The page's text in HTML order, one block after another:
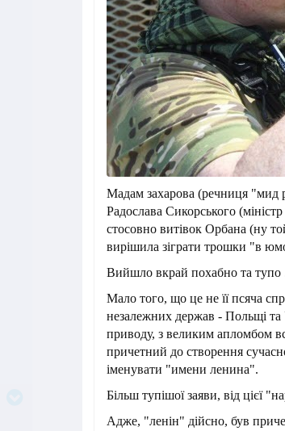
Мадам захарова (речниця
Радослава Сикорського
стосовно витівок Орбана (ну
вирішила зіграти трошки "в
Вийшло вкрай похабно та тупо
Мало того, що це не її псяча
незалежних держав - Польщі
приводу, з великим апломбом
причетний до створення
іменувати "имени ленина".
Більш тупішої заяви, від цієї
Адже, "ленін" дійсно, був